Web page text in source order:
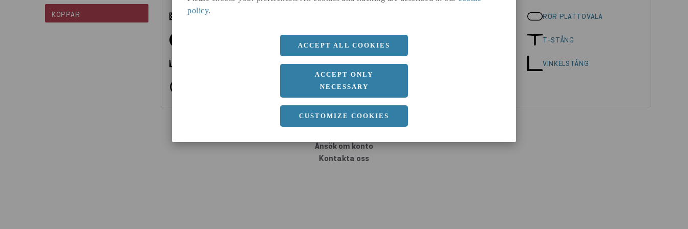
policy.
ACCEPT ALL COOKIES
ACCEPT ONLY
NECESSARY
CUSTOMIZE COOKIES
KOPPAR PERF. RUNDA RÖR PLATTOVALA
T-STÅNG
UPE BALK VINKELSTÅNG
Ansök om konto
Kontakta oss